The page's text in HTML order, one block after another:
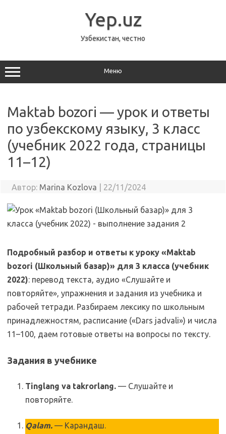
Yep.uz
Узбекистан, честно
Меню
Maktab bozori — урок и ответы
по узбекскому языку, 3 класс
(учебник 2022 года, страницы
11–12)
Автор: Marina Kozlova 22/11/2024
Подробный разбор и ответы к уроку «Maktab
bozori (Школьный базар)» для 3 класса (учебник
2022): перевод текста, аудио «Слушайте и
повторяйте», упражнения и задания из учебника и
рабочей тетради. Разбираем лексику по школьным
принадлежностям, расписание («Dars jadvali») и числа
11–100, даем готовые ответы на вопросы по тексту.
Задания в учебнике
Tinglang va takrorlang. — Слушайте и
повторяйте.
Qalam. — Карандаш.